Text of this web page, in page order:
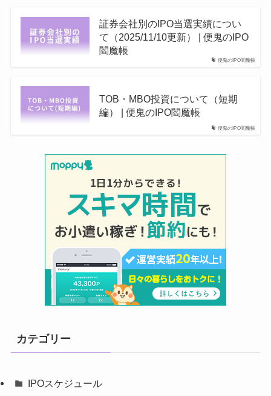
便鬼のIPO閻魔帳
証券会社別のIPO当選実績につい
て（2025/11/10更新） | 便鬼のIPO
閻魔帳
便鬼のIPO閻魔帳
TOB・MBO投資について（短期
編） | 便鬼のIPO閻魔帳
カテゴリー
IPOスケジュール